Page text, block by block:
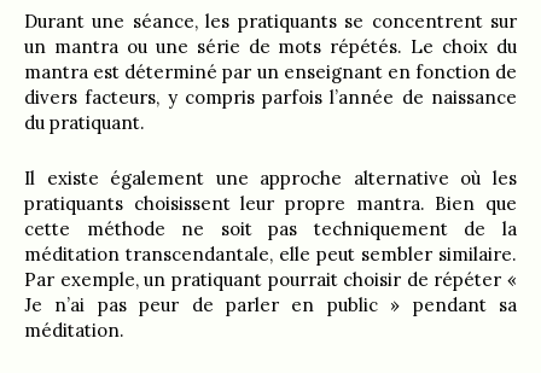
Durant une séance, les pratiquants se concentrent sur
un mantra ou une série de mots répétés. Le choix du
mantra est déterminé par un enseignant en fonction de
divers facteurs, y compris parfois l’année de naissance
du pratiquant.
Il existe également une approche alternative où les
pratiquants choisissent leur propre mantra. Bien que
cette méthode ne soit pas techniquement de la
méditation transcendantale, elle peut sembler similaire.
Par exemple, un pratiquant pourrait choisir de répéter «
Je n’ai pas peur de parler en public » pendant sa
méditation.